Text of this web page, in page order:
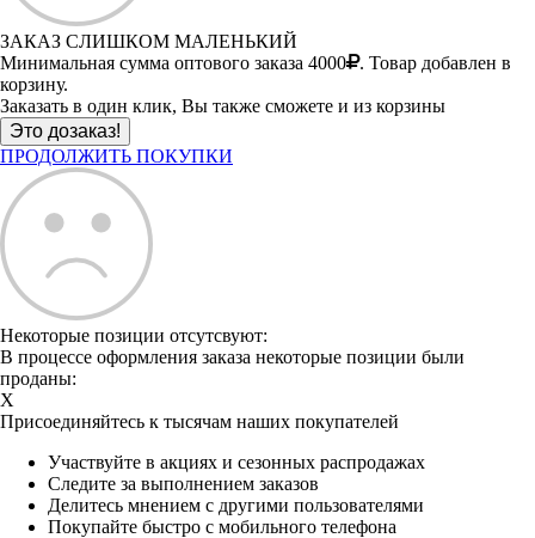
ЗАКАЗ СЛИШКОМ МАЛЕНЬКИЙ
Минимальная сумма оптового заказа 4000
. Товар добавлен в
корзину.
Заказать в один клик, Вы также сможете и из корзины
ПРОДОЛЖИТЬ ПОКУПКИ
Некоторые позиции отсутсвуют:
В процессе оформления заказа некоторые позиции были
проданы:
X
Присоединяйтесь к тысячам наших покупателей
Участвуйте в акциях и сезонных распродажах
Следите за выполнением заказов
Делитесь мнением с другими пользователями
Покупайте быстро с мобильного телефона